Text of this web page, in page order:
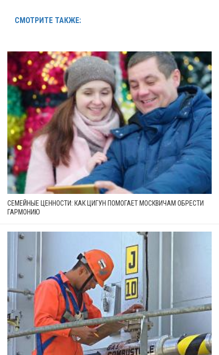
СМОТРИТЕ ТАКЖЕ:
СЕМЕЙНЫЕ ЦЕННОСТИ: КАК ЦИГУН ПОМОГАЕТ МОСКВИЧАМ ОБРЕСТИ
ГАРМОНИЮ